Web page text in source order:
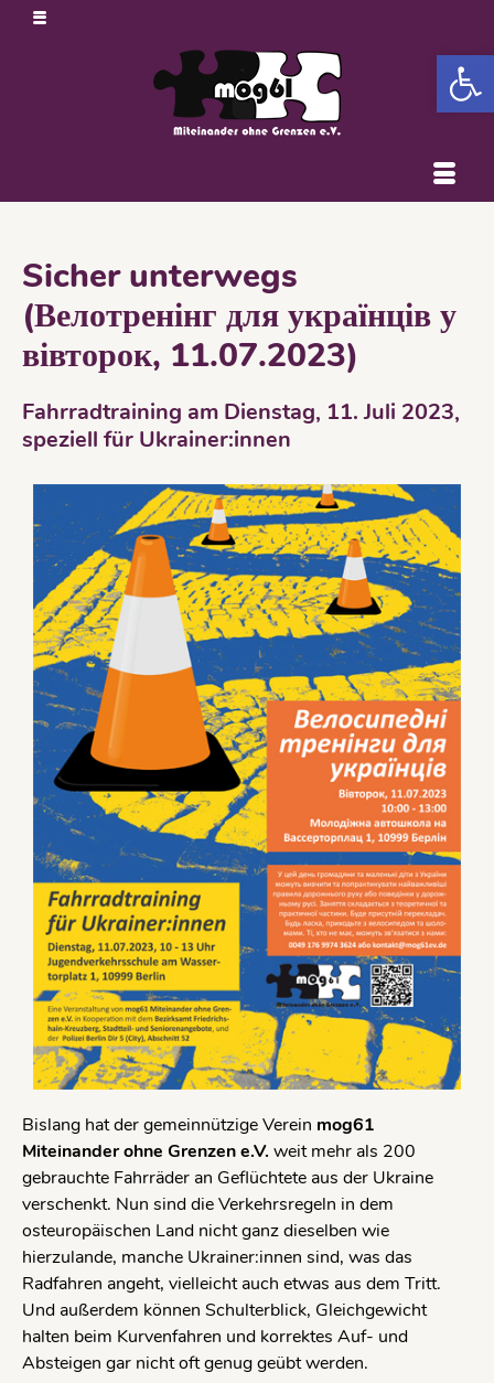
Sicher unterwegs
(Велотренінг для українців у
вівторок, 11.07.2023)
Fahrradtraining am Dienstag, 11. Juli 2023,
speziell für Ukrainer:innen
Bislang hat der gemeinnützige Verein mog61
Miteinander ohne Grenzen e.V. weit mehr als 200
gebrauchte Fahrräder an Geflüchtete aus der Ukraine
verschenkt. Nun sind die Verkehrsregeln in dem
osteuropäischen Land nicht ganz dieselben wie
hierzulande, manche Ukrainer:innen sind, was das
Radfahren angeht, vielleicht auch etwas aus dem Tritt.
Und außerdem können Schulterblick, Gleichgewicht
halten beim Kurvenfahren und korrektes Auf- und
Absteigen gar nicht oft genug geübt werden.